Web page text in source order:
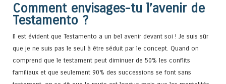
Comment envisages-tu l’avenir de
Testamento ?
Il est évident que Testamento a un bel avenir devant soi ! Je suis sûr
que je ne suis pas le seul à être séduit par le concept. Quand on
comprend que le testament peut diminuer de 50% les conflits
familiaux et que seulement 90% des successions se font sans